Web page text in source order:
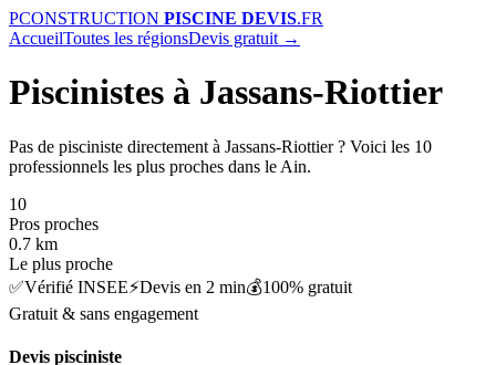
PCONSTRUCTION PISCINE DEVIS.FR
AccueilToutes les régionsDevis gratuit →
Piscinistes à Jassans-Riottier
Pas de pisciniste directement à Jassans-Riottier ? Voici les 10
professionnels les plus proches dans le Ain.
10
Pros proches
0.7 km
Le plus proche
✅Vérifié INSEE⚡Devis en 2 min💰100% gratuit
Gratuit & sans engagement
Devis pisciniste